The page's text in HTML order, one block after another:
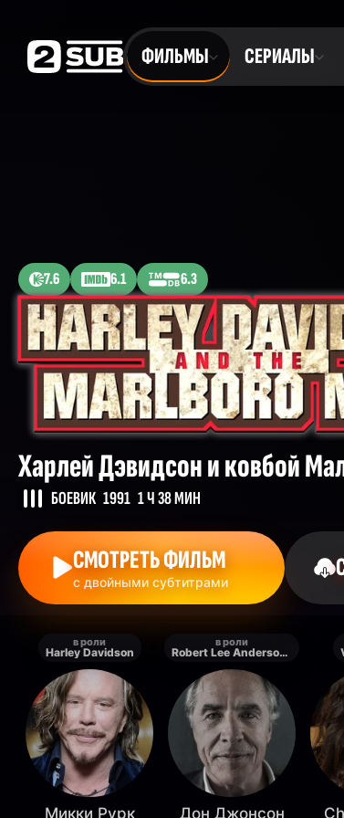
ФИЛЬМЫ СЕРИАЛЫ
7.6 6.1 6.3
Харлей Дэвидсон и ковбой
БОЕВИК 1991 1 Ч 38 МИН
СМОТРЕТЬ ФИЛЬМ
с двойными субтитрами
в роли
Harley Davidson
Микки Рурк
в роли
Robert Lee Anderson / The Marlboro Man
Дон Джонсон